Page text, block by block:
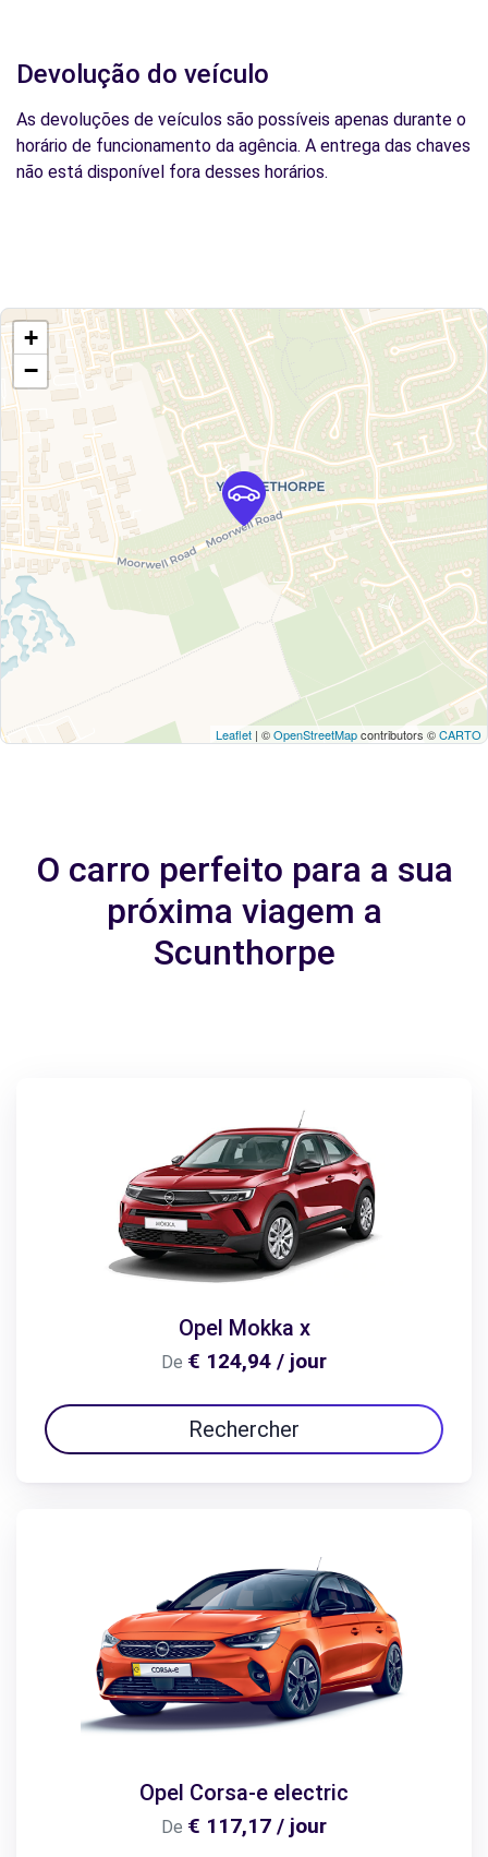
Devolução do veículo
As devoluções de veículos são possíveis apenas durante o
horário de funcionamento da agência. A entrega das chaves
não está disponível fora desses horários.
+
−
Leaflet | ©OpenStreetMapcontributors ©CARTO
O carro perfeito para a sua
próxima viagem a
Scunthorpe
Opel Mokka x
De € 124,94 / jour
Rechercher
Opel Corsa-e electric
De € 117,17 / jour